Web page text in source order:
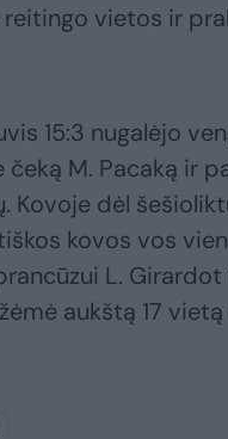
vietos ir
15:3 nugalėjo
čeką M. Pacaką ir
Kovoje dėl
kovos vos
L.
aukštą 17